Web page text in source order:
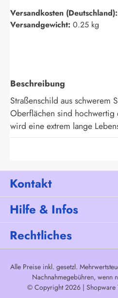
Versandkosten (Deutschland):
Versandgewicht: 0.25 kg
Beschreibung
Straßenschild aus schwerem
Oberflächen sind hochwertig
wird eine extrem lange
Kontakt
Hilfe & Infos
Rechtliches
Alle Preise inkl. gesetzl.
Nachnahmegebühren, wenn
© Copyright 2026 | Shopware